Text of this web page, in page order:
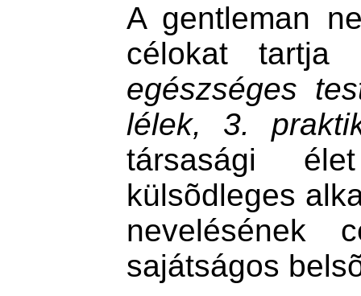
A gentleman
célokat
egészséges
lélek, 3.
társasági
külsõdleges
nevelésének
sajátságos